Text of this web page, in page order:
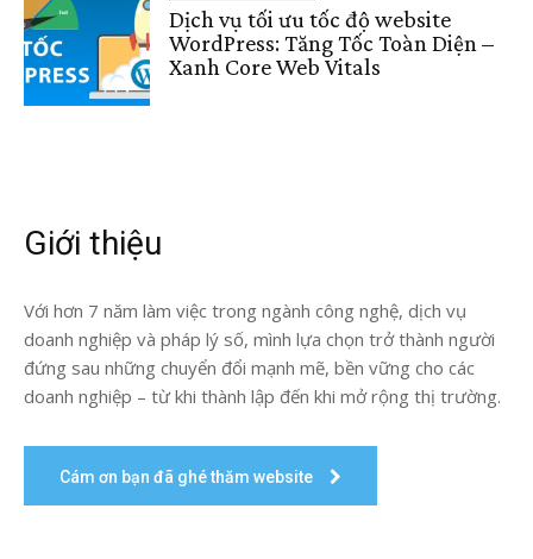
Dịch vụ tối ưu tốc độ website
WordPress: Tăng Tốc Toàn Diện –
Xanh Core Web Vitals
Giới thiệu
Với hơn 7 năm làm việc trong ngành công nghệ, dịch vụ
doanh nghiệp và pháp lý số, mình lựa chọn trở thành người
đứng sau những chuyển đổi mạnh mẽ, bền vững cho các
doanh nghiệp – từ khi thành lập đến khi mở rộng thị trường.
Cám ơn bạn đã ghé thăm website